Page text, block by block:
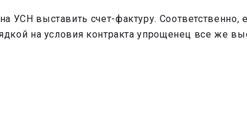
УСН выставить счет-фактуру. Соответственно,
на условия контракта упрощенец все же